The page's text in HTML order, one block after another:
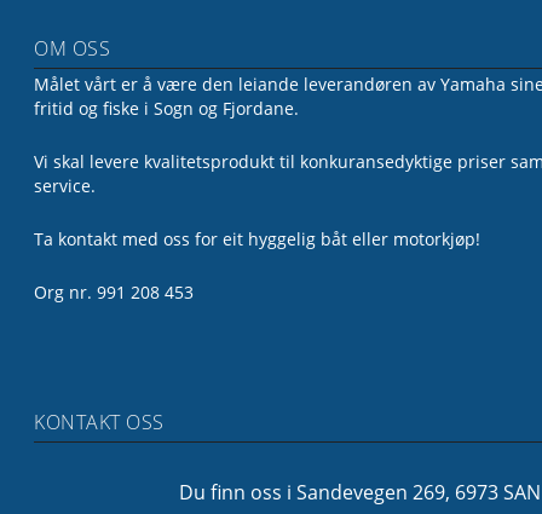
OM OSS
Målet vårt er å være den leiande leverandøren av Yamaha
fritid og fiske i Sogn og Fjordane.
Vi skal levere kvalitetsprodukt til konkuransedyktige priser
service.
Ta kontakt med oss for eit hyggelig båt eller motorkjøp!
Org nr. 991 208 453
KONTAKT OSS
Du finn oss i Sandevegen 269, 6973